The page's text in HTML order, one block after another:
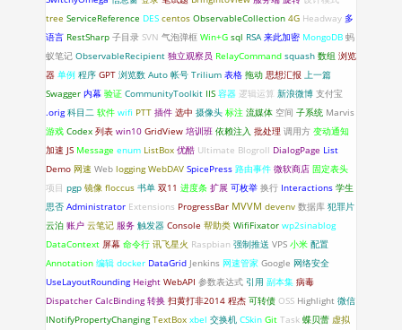
tree ServiceReference DES centos ObservableCollection 4G Headway 多
语言 RestSharp 子目录 SVN 气泡弹框 Win+G sql RSA 来此加密 MongoDB 蚂
蚁笔记 ObservableRecipient 独立观察员 RelayCommand squash 数组 浏览
器 单例 程序 GPT 浏览数 Auto 帐号 Trilium 表格 拖动 思想汇报 上一篇
Swagger 内幕 验证 CommunityToolkit IIS 容器 逻辑运算 新浪微博 支付宝
.orig 科目二 软件 wifi PTT 插件 选中 摄像头 标注 流媒体 空间 子系统 Marvis
游戏 Codex 列表 win10 GridView 培训班 依赖注入 批处理 调用方 变动通知
加速 JS Message enum ListBox 优酷 Ultimate Blogroll DialogPage List
Demo 网速 Web logging WebDAV SpicePress 路由事件 微软商店 固定表头
项目 pgp 镜像 floccus 书单 双11 进度条 扩展 可枚举 换行 Interactions 学生
思否 Administrator Extensions ProgressBar MVVM devenv 数据库 犯罪片
云泊 账户 云笔记 服务 触发器 Console 帮助类 WifiFixator wp2sinablog
DataContext 屏幕 命令行 讯飞星火 Raspbian 强制推送 VPS 小米 配置
Annotation 编辑 docker DataGrid Jenkins 网速管家 Google 网络安全
UseLayoutRounding Height WebAPI 参数表达式 引用 副本集 病毒
Dispatcher CalcBinding 转换 扫黄打非2014 程杰 可转债 OSS Highlight 微信
INotifyPropertyChanging TextBox xbel 交换机 CSkin Git Task 蝶贝蕾 虚拟